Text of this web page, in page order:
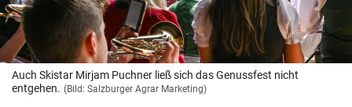
© Krone Multimedia GmbH & Co KG 2026
Muthgasse 2, 1190 Wien
Auch Skistar Mirjam Puchner ließ sich das Genussfest nicht
entgehen. (Bild: Salzburger Agrar Marketing)